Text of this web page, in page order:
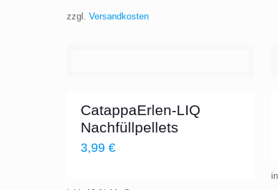
zzgl. Versandkosten
CatappaErlen-LIQ
Nachfüllpellets
3,99 €